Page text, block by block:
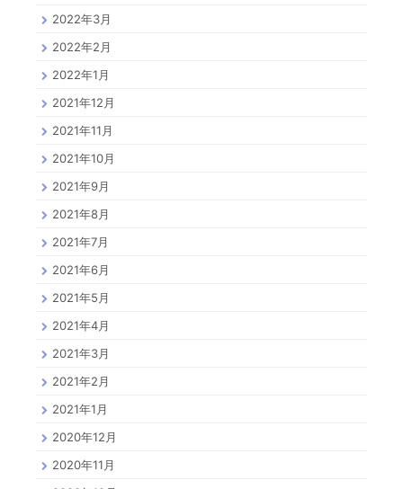
2022年3月
2022年2月
2022年1月
2021年12月
2021年11月
2021年10月
2021年9月
2021年8月
2021年7月
2021年6月
2021年5月
2021年4月
2021年3月
2021年2月
2021年1月
2020年12月
2020年11月